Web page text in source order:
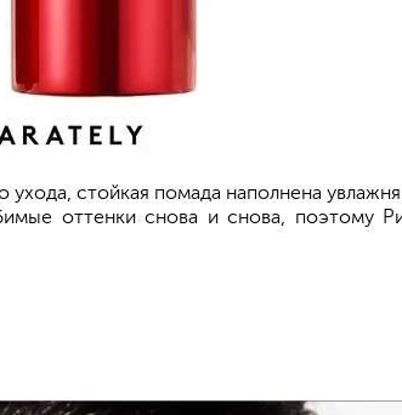
ухода, стойкая помада наполнена
оттенки снова и снова, поэтому